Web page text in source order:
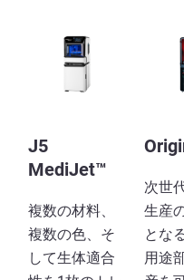
J5
MediJet™
複数の材料、
複数の色、そ
して生体適合
Origin
次世代
生産の
となる
用途部